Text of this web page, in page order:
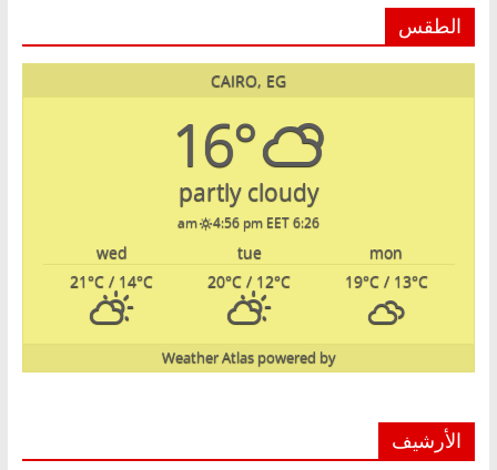
الطقس
CAIRO, EG
16°
partly cloudy
6:26 am
4:56 pm EET
mon
tue
wed
19°C/ 13°C
20°C / 12°C
21°C / 14°C
powered by
Weather Atlas
الأرشيف